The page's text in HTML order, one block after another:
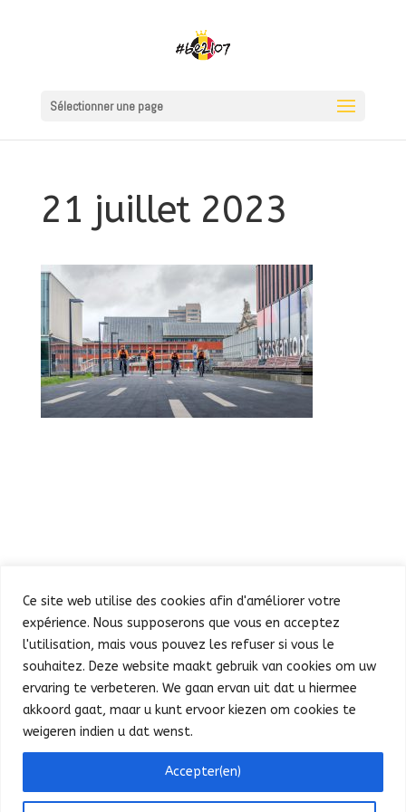
Ce site web utilise des cookies afin d'améliorer votre
expérience. Nous supposerons que vous en acceptez
l'utilisation, mais vous pouvez les refuser si vous le
souhaitez. Deze website maakt gebruik van cookies om uw
ervaring te verbeteren. We gaan ervan uit dat u hiermee
akkoord gaat, maar u kunt ervoor kiezen om cookies te
weigeren indien u dat wenst.
Accepter(en)
Sélectionner une page
21 juillet 2023
Défilé
Fête au Parc
Concert et feu d’artifice
Presse
©SPF Intérieur - FOD Binnenlandse Zaken
Bonjour ! Puis-je vous aider ?